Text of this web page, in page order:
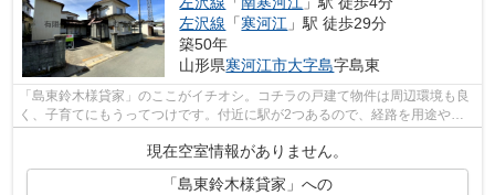
左沢線 「寒河江 」駅 徒歩29分
築50年
山形県寒河江市大字島字島東
「島東鈴木様貸家」のここがイチオシ。コチラの戸建て物件は周辺環境も良
く、子育てにもうってつけです。付近に駅が2つあるので、経路を用途や行
現在空室情報がありません。
「島東鈴木様貸家」への